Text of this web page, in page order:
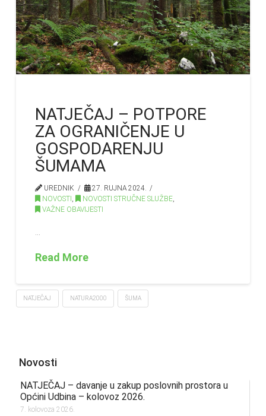
NATJEČAJ – POTPORE
ZA OGRANIČENJE U
GOSPODARENJU
ŠUMAMA
UREDNIK
27. RUJNA 2024.
NOVOSTI , NOVOSTI STRUČNE SLUŽBE,
VAŽNE OBAVIJESTI
Read More
NATJEČAJ NATURA2000 ŠUMA
Novosti
NATJEČAJ – davanje u zakup poslovnih prostora u
Općini Udbina – kolovoz 2026.
7. kolovoza 2026.